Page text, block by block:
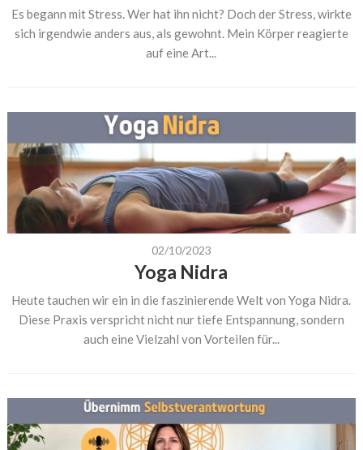
Es begann mit Stress. Wer hat ihn nicht? Doch der Stress, wirkte
sich irgendwie anders aus, als gewohnt. Mein Körper reagierte
auf eine Art...
02/10/2023
Yoga Nidra
Heute tauchen wir ein in die faszinierende Welt von Yoga Nidra.
Diese Praxis verspricht nicht nur tiefe Entspannung, sondern
auch eine Vielzahl von Vorteilen für...